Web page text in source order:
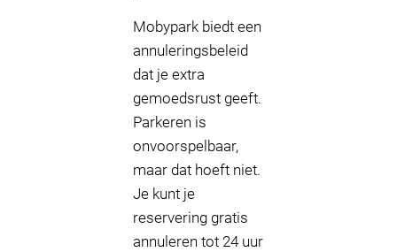
Mobypark biedt een
annuleringsbeleid
dat je extra
gemoedsrust geeft.
Parkeren is
onvoorspelbaar,
maar dat hoeft niet.
Je kunt je
reservering gratis
annuleren tot 24 uur